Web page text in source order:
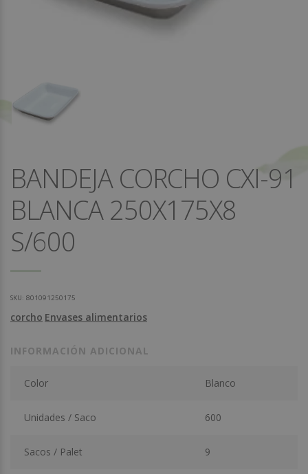
BANDEJA CORCHO CXI-91
BLANCA 250X175X8
S/600
SKU: 801091250175
corcho Envases alimentarios
INFORMACIÓN ADICIONAL
Color Blanco
Unidades / Saco 600
Sacos / Palet 9